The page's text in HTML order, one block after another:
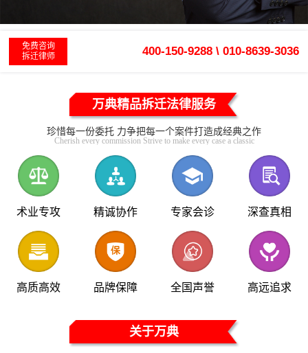
免费咨询
拆迁律师
400-150-9288 \ 010-8639-3036
万典精品拆迁法律服务
珍惜每一份委托 力争把每一个案件打造成经典之作
Cherish every commission Strive to make every case a classic
术业专攻 精诚协作 专家会诊 深查真相
高质高效 品牌保障 全国声誉 高远追求
关于万典